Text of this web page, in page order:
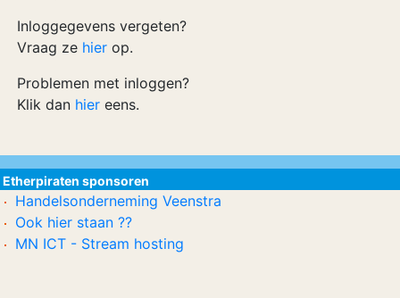
Inloggegevens vergeten?
Vraag ze hier op.
Problemen met inloggen?
Klik dan hier eens.
Etherpiraten sponsoren
Handelsonderneming Veenstra
Ook hier staan ??
MN ICT - Stream hosting